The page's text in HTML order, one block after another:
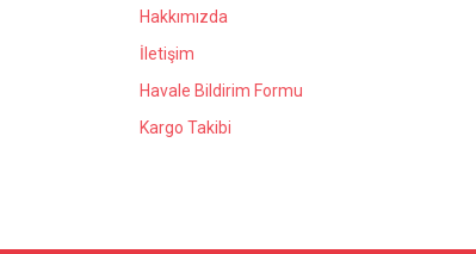
Hakkımızda
İletişim
Havale Bildirim Formu
Kargo Takibi